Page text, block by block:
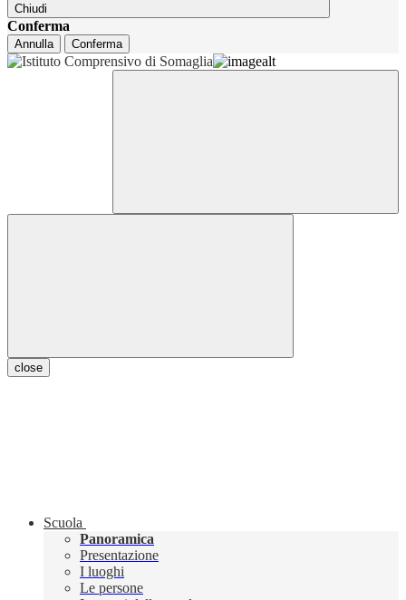
Chiudi
Conferma
Annulla Conferma
close
Scuola
Panoramica
Presentazione
I luoghi
Le persone